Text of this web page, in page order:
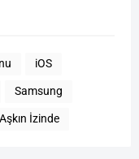
iOS
Samsung
İzinde